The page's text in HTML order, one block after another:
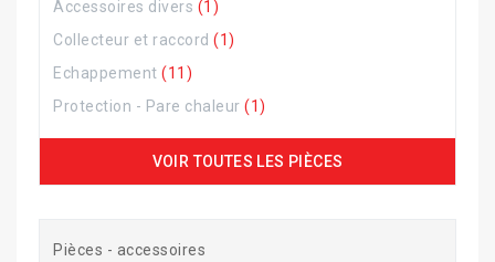
Accessoires divers (1)
Collecteur et raccord (1)
Echappement (11)
Protection - Pare chaleur (1)
VOIR TOUTES LES PIÈCES
Pièces - accessoires